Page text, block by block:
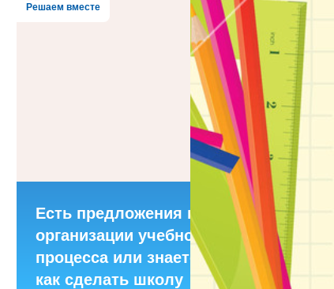
Решаем вместе
Есть предложения по
организации учебного
процесса или знаете,
как сделать школу